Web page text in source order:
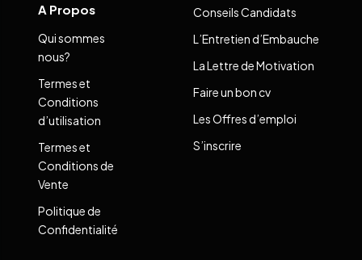
A Propos
Qui sommes
nous?
Termes et
Conditions
d’utilisation
Termes et
Conditions de
Vente
Politique de
Confidentialité
Conseils Candidats
L’Entretien d’Embauche
La Lettre de Motivation
Faire un bon cv
Les Offres d’emploi
S’inscrire